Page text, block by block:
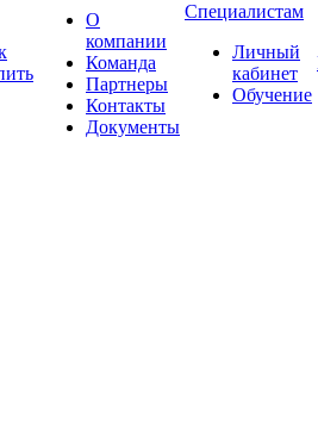
О
компании
Команда
Партнеры
Контакты
Документы
Специалистам
Личный
кабинет
Обучение